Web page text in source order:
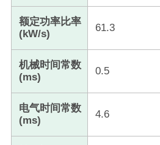
额定功率比率
(kW/s)
61.3
机械时间常数
(ms)
0.5
电气时间常数
(ms)
4.6